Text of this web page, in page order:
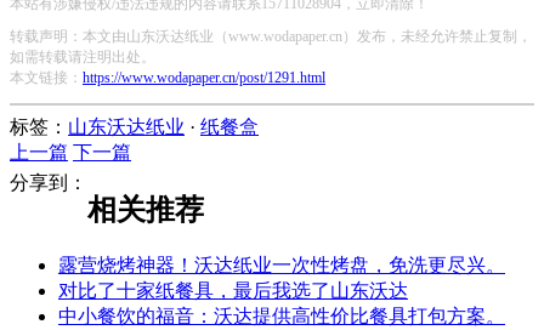
本站有涉嫌侵权/违法违规的内容请联系15711028904，立即清除！
转载声明：本文由山东沃达纸业（www.wodapaper.cn）发布，未经允许禁止复制，
如需转载请注明出处。
本文链接： https://www.wodapaper.cn/post/1291.html
标签： 山东沃达纸业 · 纸餐盒
上一篇 下一篇
分享到：
相关推荐
露营烧烤神器！沃达纸业一次性烤盘，免洗更尽兴。
对比了十家纸餐具，最后我选了山东沃达
中小餐饮的福音：沃达提供高性价比餐具打包方案。